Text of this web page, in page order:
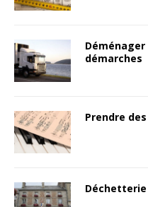
Déménager
démarches
Prendre